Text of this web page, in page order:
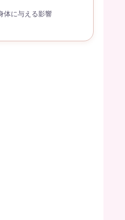
体に与える影響